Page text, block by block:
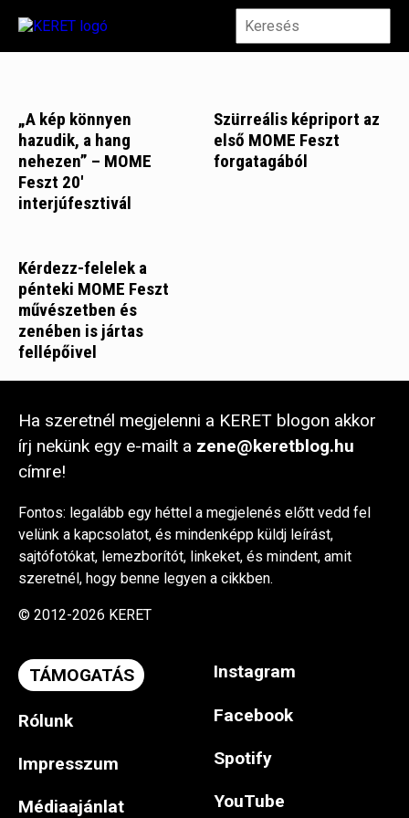
„A kép könnyen
hazudik, a hang
nehezen” – MOME
Feszt 20′
interjúfesztivál
Szürreális képriport az
első MOME Feszt
forgatagából
Kérdezz-felelek a
pénteki MOME Feszt
művészetben és
zenében is jártas
fellépőivel
Ha szeretnél megjelenni a KERET blogon akkor
írj nekünk egy e-mailt a zene@keretblog.hu
címre!
Fontos: legalább egy héttel a megjelenés előtt vedd fel
velünk a kapcsolatot, és mindenképp küldj leírást,
sajtófotókat, lemezborítót, linkeket, és mindent, amit
szeretnél, hogy benne legyen a cikkben.
© 2012-2026 KERET
TÁMOGATÁS
Rólunk
Impresszum
Médiaajánlat
Instagram
Facebook
Spotify
YouTube